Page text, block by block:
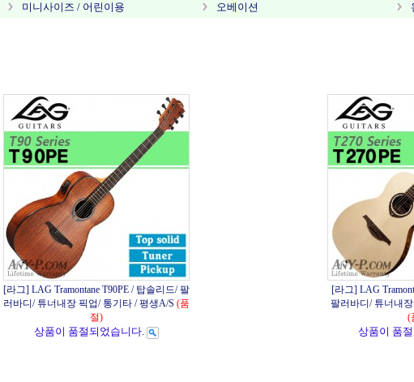
미니사이즈 / 어린이용 오베이션
[라그] LAG Tramontane T90PE / 탑솔리드/ 팔
러바디/ 튜너내장 픽업/ 통기타 / 평생A/S (품
절)
상품이 품절되었습니다.
[라그] LAG
팔러바디/ 튜너내
(
상품이 품